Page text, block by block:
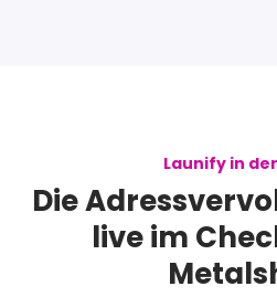
Launify in
Die
live im